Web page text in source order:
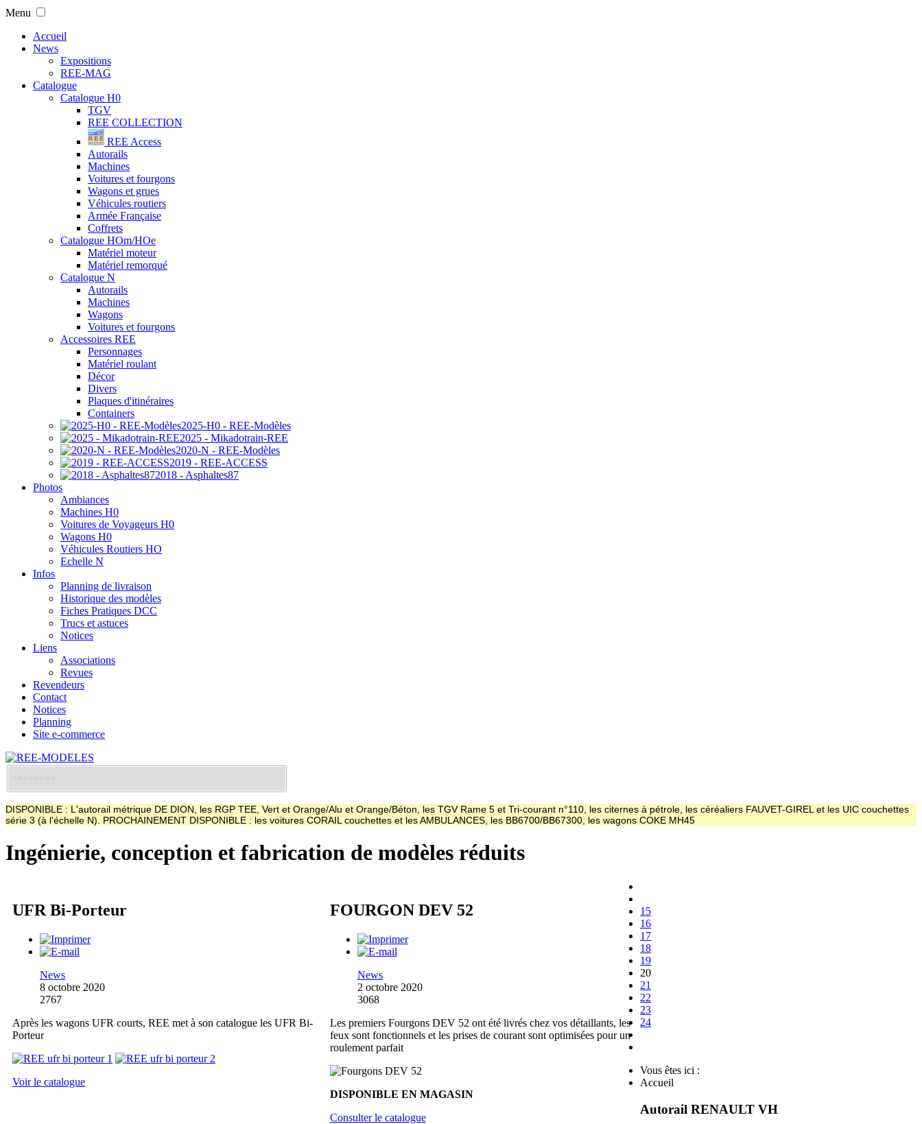
Menu
Accueil
News
Expositions
REE-MAG
Catalogue
Catalogue H0
TGV
REE COLLECTION
REE Access
Autorails
Machines
Voitures et fourgons
Wagons et grues
Véhicules routiers
Armée Française
Coffrets
Catalogue HOm/HOe
Matériel moteur
Matériel remorqué
Catalogue N
Autorails
Machines
Wagons
Voitures et fourgons
Accessoires REE
Personnages
Matériel roulant
Décor
Divers
Plaques d'itinéraires
Containers
2025-H0 - REE-Modèles
2025 - Mikadotrain-REE
2020-N - REE-Modèles
2019 - REE-ACCESS
2018 - Asphaltes87
Photos
Ambiances
Machines H0
Voitures de Voyageurs H0
Wagons H0
Véhicules Routiers HO
Echelle N
Infos
Planning de livraison
Historique des modèles
Fiches Pratiques DCC
Trucs et astuces
Notices
Liens
Associations
Revues
Revendeurs
Contact
Notices
Planning
Site e-commerce
DISPONIBLE : L'autorail métrique DE DION, les RGP TEE, Vert et Orange/Alu et Orange/Béton, les TGV Rame 5 et Tri-courant n°110, les citernes à pétrole, les céréaliers FAUVET-GIREL et les UIC couchettes
série 3 (à l'échelle N). PROCHAINEMENT DISPONIBLE : les voitures CORAIL couchettes et les AMBULANCES, les BB6700/BB67300, les wagons COKE MH45
Ingénierie, conception et fabrication de modèles réduits
UFR Bi-Porteur
News
8 octobre 2020
2767
Après les wagons UFR courts, REE met à son catalogue les UFR Bi-
Porteur
Voir le catalogue
FOURGON DEV 52
News
2 octobre 2020
3068
Les premiers Fourgons DEV 52 ont été livrés chez vos détaillants, les
feux sont fonctionnels et les prises de courant sont optimisées pour un
roulement parfait
DISPONIBLE EN MAGASIN
Consulter le catalogue
15
16
17
18
19
20
21
22
23
24
Vous êtes ici :
Accueil
Autorail RENAULT VH